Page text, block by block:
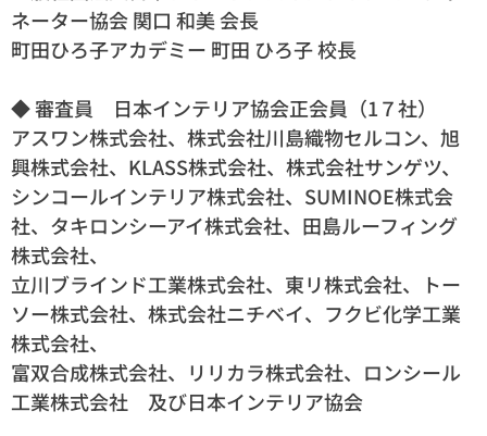
ネーター協会 関口 和美 会長
町田ひろ子アカデミー 町田 ひろ子 校長
◆ 審査員 日本インテリア協会正会員（1７社）
アスワン株式会社、株式会社川島織物セルコン、旭
興株式会社、KLASS株式会社、株式会社サンゲツ、
シンコールインテリア株式会社、SUMINOE株式会
社、タキロンシーアイ株式会社、田島ルーフィング
株式会社、
立川ブラインド工業株式会社、東リ株式会社、トー
ソー株式会社、株式会社ニチベイ、フクビ化学工業
株式会社、
富双合成株式会社、リリカラ株式会社、ロンシール
工業株式会社 及び日本インテリア協会